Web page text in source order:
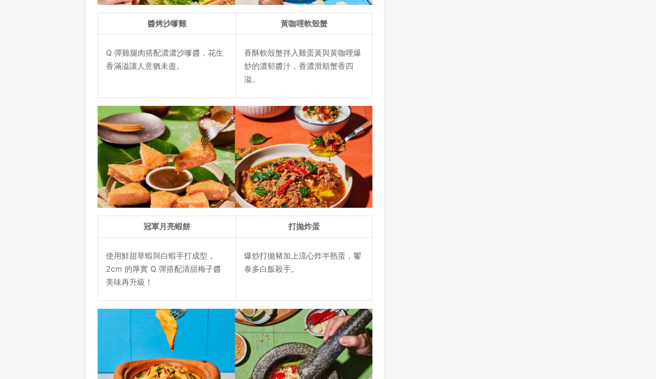
醬烤沙嗲雞 黃咖哩軟殼蟹
Q 彈雞腿肉搭配濃濃沙嗲醬，花生
香滿溢讓人意猶未盡。
香酥軟殼蟹拌入雞蛋黃與黃咖哩爆
炒的濃郁醬汁，香濃滑順蟹香四
溢。
冠軍月亮蝦餅 打拋炸蛋
使用鮮甜草蝦與白蝦手打成型，
2cm 的厚實 Q 彈搭配清甜梅子醬
美味再升級！
爆炒打拋豬加上流心炸半熟蛋，饗
泰多白飯殺手。